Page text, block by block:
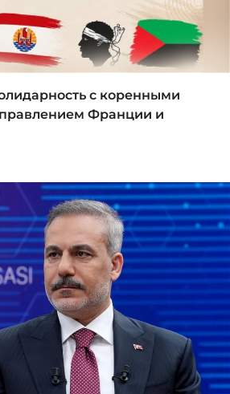
с коренными
Франции и